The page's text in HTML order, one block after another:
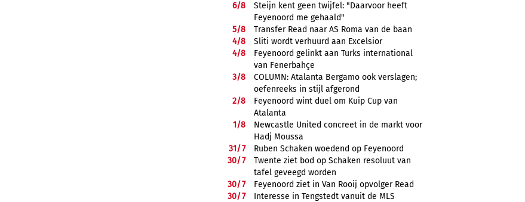
6/8
Steijn kent geen twijfel: "Daarvoor heeft
Feyenoord me gehaald"
5/8
Transfer Read naar AS Roma van de baan
4/8
Sliti wordt verhuurd aan Excelsior
4/8
Feyenoord gelinkt aan Turks international
van Fenerbahçe
3/8
COLUMN: Atalanta Bergamo ook verslagen;
oefenreeks in stijl afgerond
2/8
Feyenoord wint duel om Kuip Cup van
Atalanta
1/8
Newcastle United concreet in de markt voor
Hadj Moussa
31/7
Ruben Schaken woedend op Feyenoord
30/7
Twente ziet bod op Schaken resoluut van
tafel geveegd worden
30/7
Feyenoord ziet in Van Rooij opvolger Read
30/7
Interesse in Tengstedt vanuit de MLS